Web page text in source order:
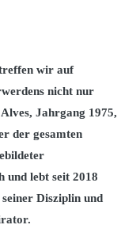
wir auf
nicht nur
Jahrgang 1975,
der gesamten
und lebt seit 2018
Disziplin und